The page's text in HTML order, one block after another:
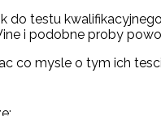
do testu
i podobne proby
co mysle o tym ich